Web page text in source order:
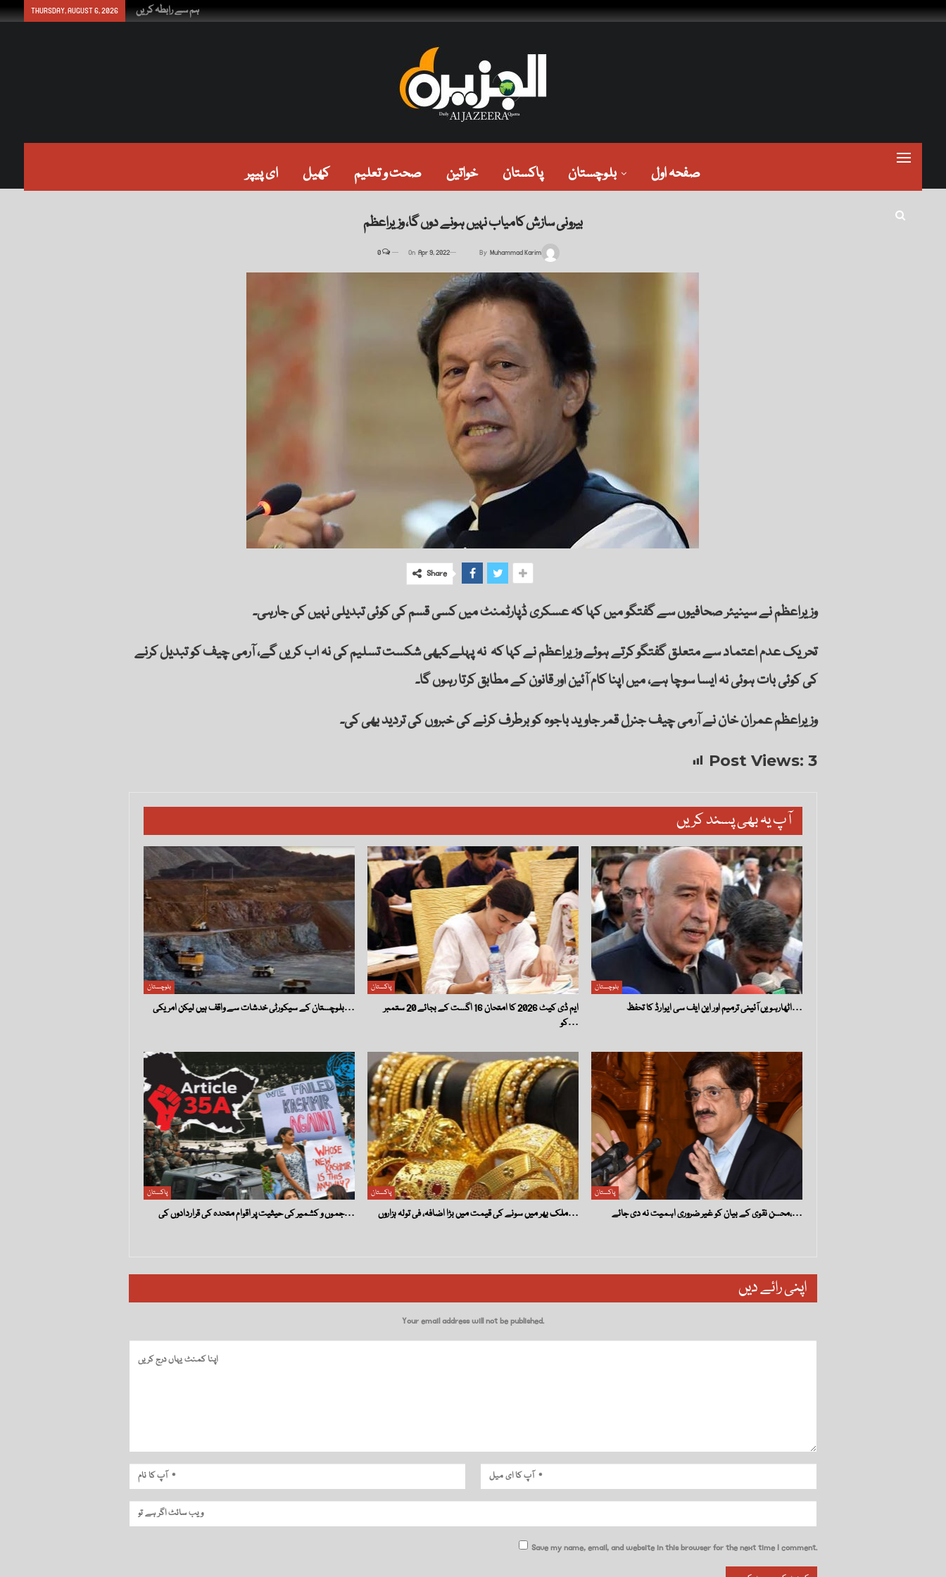
THURSDAY, AUGUST 6, 2026 ہم سے رابطہ کریں
ای پیپر کھیل صحت و تعلیم خواتین پاکستان بلوچستان صفحہ اول
بیرونی سازش کامیاب نہیں ہونے دوں گا، وزیراعظم
By Muhammad Karim
On Apr 9, 2022
0
Share
وزیراعظم نے سینیئر صحافیوں سے گفتگو میں کہا کہ عسکری ڈپارٹمنٹ میں کسی قسم کی کوئی تبدیلی نہیں کی جارہی۔
تحریک عدم اعتماد سے متعلق گفتگو کرتے ہوئے وزیراعظم نے کہا کہ نہ پہلےکبھی شکست تسلیم کی نہ اب کریں گے، آرمی چیف کو تبدیل کرنے
کی کوئی بات ہوئی نہ ایسا سوچا ہے، میں اپنا کام آئین اور قانون کے مطابق کرتا رہوں گا۔
وزیراعظم عمران خان نے آرمی چیف جنرل قمر جاوید باجوہ کو برطرف کرنے کی خبروں کی تردید بھی کی۔
Post Views: 3
آپ یہ بھی پسند کریں
بلوچستان
بلوچستان کے سیکورٹی خدشات سے واقف ہیں لیکن امریکی…
پاکستان
ایم ڈی کیٹ 2026 کا امتحان 16 اگست کے بجائے 20 ستمبر
کو…
بلوچستان
اٹھارہویں آئینی ترمیم اور این ایف سی ایوارڈ کا تحفظ…
پاکستان
جموں و کشمیر کی حیثیت پر اقوام متحدہ کی قراردادوں کی…
پاکستان
ملک بھر میں سونے کی قیمت میں بڑا اضافہ، فی تولہ ہزاروں…
پاکستان
محسن نقوی کے بیان کو غیر ضروری اہمیت نہ دی جائے،…
اپنی رائے دیں
Your email address will not be published.
Save my name, email, and website in this browser for the next time I comment.